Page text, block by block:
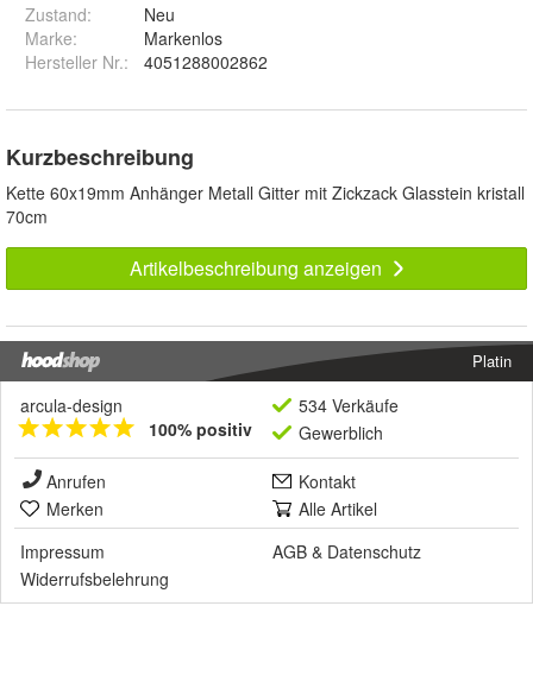
Zustand:
Neu
Marke:
Markenlos
Hersteller Nr.:
4051288002862
Kurzbeschreibung
Kette 60x19mm Anhänger Metall Gitter mit Zickzack Glasstein kristall
70cm
Artikelbeschreibung anzeigen
Platin
arcula-design
100% positiv
534 Verkäufe
Gewerblich
Anrufen
Kontakt
Merken
Alle Artikel
Impressum
AGB & Datenschutz
Widerrufsbelehrung